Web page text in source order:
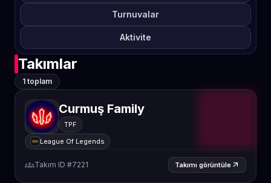
Turnuvalar
Aktivite
Takımlar
1 toplam
Curmuş Family
TPF
League Of Legends
groupsTakım ID #7221 Takımı görüntüle arrow_outward